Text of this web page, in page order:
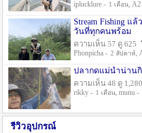
iplucklure - 1 เดือน,
Stream Fishing แ
วันที่ทุกคนพร้อม
ความเห็น 57 ดู 625
Phonpicha - 2 สัปดาห์,
ปลากดแม่น้ำน่าน
ความเห็น 48 ดู 1,280
rikky - 1 เดือน, munu -
รีวิวอุปกรณ์